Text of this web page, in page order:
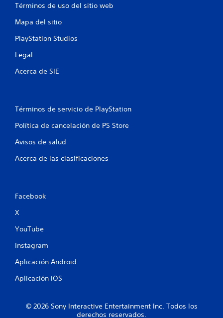
Términos de uso del sitio web
Mapa del sitio
PlayStation Studios
Legal
Acerca de SIE
Términos de servicio de PlayStation
Política de cancelación de PS Store
Avisos de salud
Acerca de las clasificaciones
Facebook
X
YouTube
Instagram
Aplicación Android
Aplicación iOS
© 2026 Sony Interactive Entertainment Inc. Todos los
derechos reservados.